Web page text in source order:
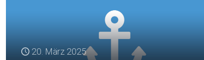
20. März 2025